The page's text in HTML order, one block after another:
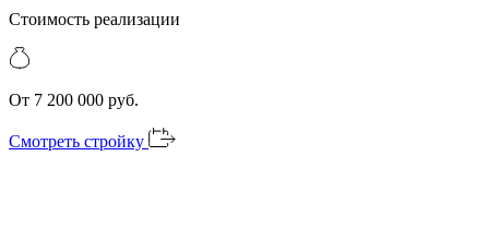
Стоимость реализации
От 7 200 000 руб.
Смотреть стройку